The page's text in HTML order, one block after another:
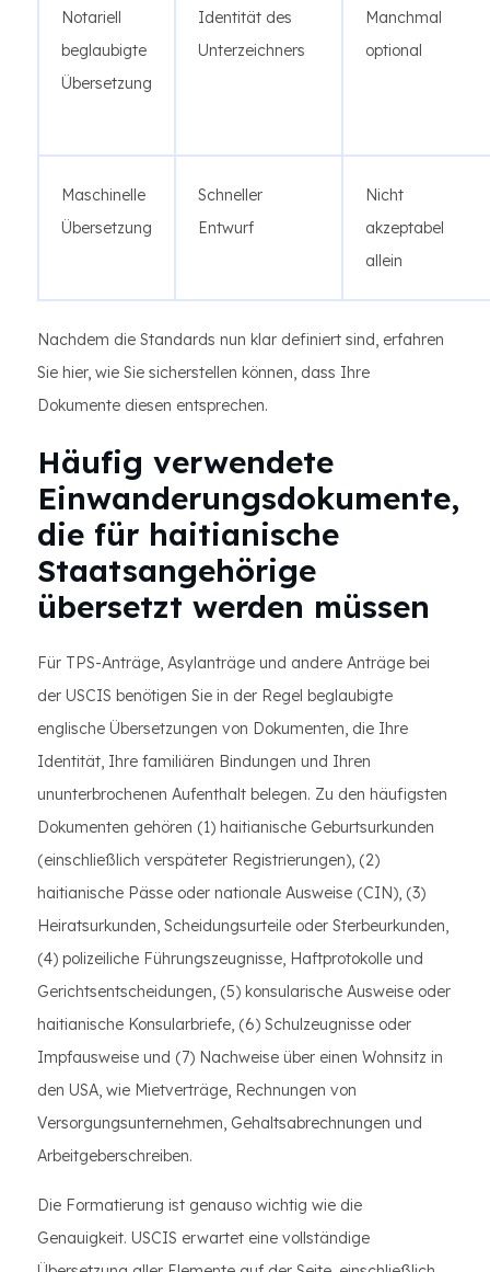
Notariell
beglaubigte
Übersetzung
Identität des
Unterzeichners
Manchmal
optional
Maschinelle
Übersetzung
Schneller
Entwurf
Nicht
akzeptabel
allein
Nachdem die Standards nun klar definiert sind, erfahren
Sie hier, wie Sie sicherstellen können, dass Ihre
Dokumente diesen entsprechen.
Häufig verwendete
Einwanderungsdokumente,
die für haitianische
Staatsangehörige
übersetzt werden müssen
Für TPS-Anträge, Asylanträge und andere Anträge bei
der USCIS benötigen Sie in der Regel beglaubigte
englische Übersetzungen von Dokumenten, die Ihre
Identität, Ihre familiären Bindungen und Ihren
ununterbrochenen Aufenthalt belegen. Zu den häufigsten
Dokumenten gehören (1) haitianische Geburtsurkunden
(einschließlich verspäteter Registrierungen), (2)
haitianische Pässe oder nationale Ausweise (CIN), (3)
Heiratsurkunden, Scheidungsurteile oder Sterbeurkunden,
(4) polizeiliche Führungszeugnisse, Haftprotokolle und
Gerichtsentscheidungen, (5) konsularische Ausweise oder
haitianische Konsularbriefe, (6) Schulzeugnisse oder
Impfausweise und (7) Nachweise über einen Wohnsitz in
den USA, wie Mietverträge, Rechnungen von
Versorgungsunternehmen, Gehaltsabrechnungen und
Arbeitgeberschreiben.
Die Formatierung ist genauso wichtig wie die
Genauigkeit. USCIS erwartet eine vollständige